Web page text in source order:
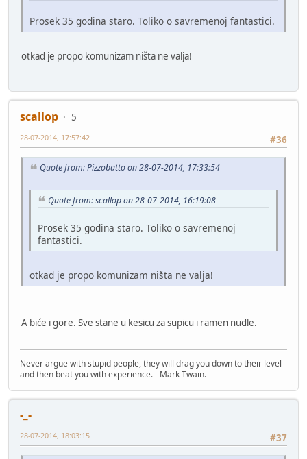
Prosek 35 godina staro. Toliko o savremenoj fantastici.
otkad je propo komunizam ništa ne valja!
scallop
5
#36
28-07-2014, 17:57:42
Quote from: Pizzobatto on 28-07-2014, 17:33:54
Quote from: scallop on 28-07-2014, 16:19:08
Prosek 35 godina staro. Toliko o savremenoj
fantastici.
otkad je propo komunizam ništa ne valja!
A biće i gore. Sve stane u kesicu za supicu i ramen nudle.
Never argue with stupid people, they will drag you down to their level
and then beat you with experience. - Mark Twain.
-_-
#37
28-07-2014, 18:03:15